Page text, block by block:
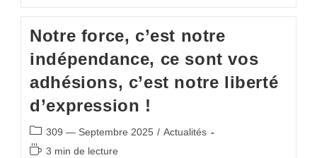
Notre force, c’est notre
indépendance, ce sont vos
adhésions, c’est notre liberté
d’expression !
Post
category:
309 — Septembre 2025 / Actualités
Temps3 min de lecture